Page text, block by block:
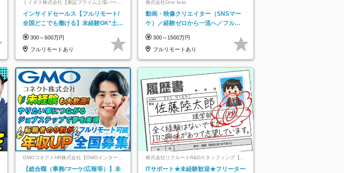
ミイダス株式会社【東証プライム上場パーソ
インサイドセールス【フルリモート/
全国どこでも働ける】未経験OK*土日
300～600万円
フルリモートあり
株式会社One feat.
動画・映像クリエイター（SNSマー
ケ）／経験ゼロから一流へ／フルリ
日以上
300～1500万円
フルリモートあり
GMOコネクトHR株式会社【GMOインターネ
ットグループ】
【総合職（事務/マーケ/広報等）】未
株式会社リクルートR&Dスタッフィング【リ
クルートグループ】
ITサポート★未経験歓迎★フリーター